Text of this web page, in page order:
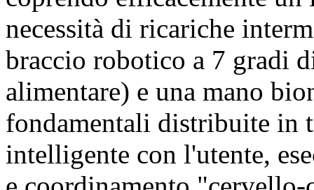
necessità di ricariche
braccio robotico a 7 gradi
alimentare) e una mano
fondamentali distribuite in
intelligente con l'utente,